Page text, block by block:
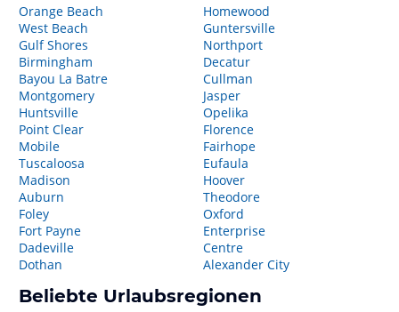
Orange Beach
West Beach
Gulf Shores
Birmingham
Bayou La Batre
Montgomery
Huntsville
Point Clear
Mobile
Tuscaloosa
Madison
Auburn
Foley
Fort Payne
Dadeville
Dothan
Homewood
Guntersville
Northport
Decatur
Cullman
Jasper
Opelika
Florence
Fairhope
Eufaula
Hoover
Theodore
Oxford
Enterprise
Centre
Alexander City
Beliebte Urlaubsregionen